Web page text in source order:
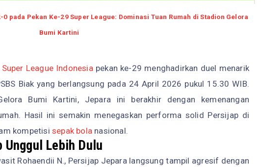
pada Pekan Ke-29 Super League: Dominasi Tuan Rumah di Stadion Gelora
Bumi Kartini
Super League Indonesia pekan ke-29 menghadirkan duel menarik
Biak yang berlangsung pada 24 April 2026 pukul 15.30 WIB.
Bumi Kartini, Jepara ini berakhir dengan kemenangan
Hasil ini semakin menegaskan performa solid Persijap di
kompetisisepak bola nasional.
Lebih Dulu
Rohaendii N., Persijap Jepara langsung tampil agresif dengan